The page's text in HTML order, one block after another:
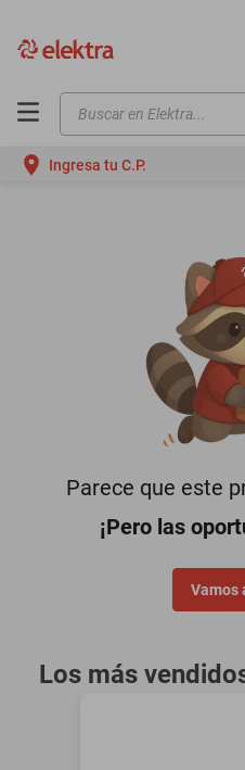
Buscar en Elektra...
Ingresa tu C.P.
Parece que este
¡Pero las
Vamos
Los más
motos
oppo
minisplit